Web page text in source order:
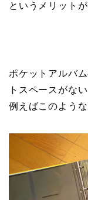
というメリット
ポケットアルバ
トスペースがな
例えばこのような